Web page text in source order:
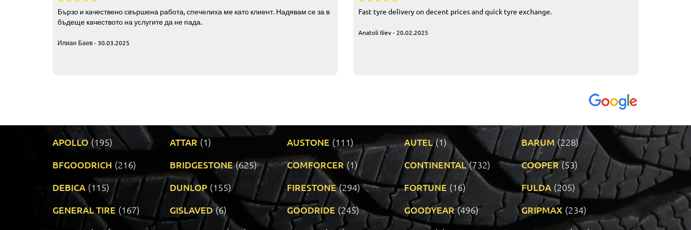
Бързо и качествено свършена работа, спечелиха ме като клиент. Надявам се за в
бъдеще качеството на услугите да не пада.
Илиан Баев - 30.03.2025
Fast tyre delivery on decent prices and quick tyre exchange.
Anatoli Iliev - 20.02.2025
APOLLO (195) ATTAR (1) AUSTONE (111) AUTEL (1) BARUM (228)
BFGOODRICH (216) BRIDGESTONE (625) COMFORCER (1) CONTINENTAL (732) COOPER (53)
DEBICA (115) DUNLOP (155) FIRESTONE (294) FORTUNE (16) FULDA (205)
GENERAL TIRE (167) GISLAVED (6) GOODRIDE (245) GOODYEAR (496) GRIPMAX (234)